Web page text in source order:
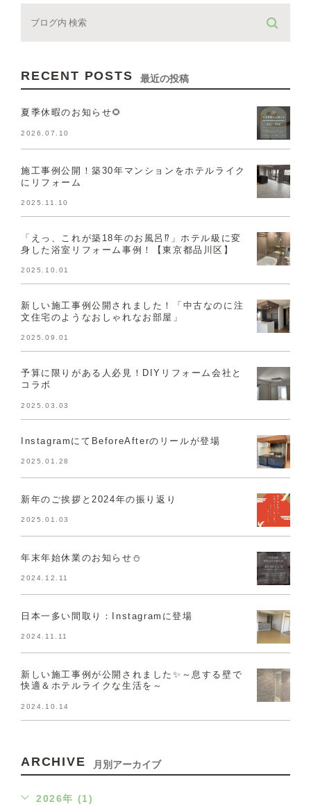
RECENT POSTS 最近の投稿
夏季休暇のお知らせ🌻
2026.07.10
施工事例公開！築30年マンションをホテルライク
にリフォーム
2025.11.10
「えっ、これが築18年のお風呂⁉」ホテル級に変
身した浴室リフォーム事例！【東京都品川区】
2025.10.01
新しい施工事例公開されました！「中古なのに注
文住宅のようなおしゃれなお部屋」
2025.09.01
予算に限りがある人必見！DIYリフォーム会社と
コラボ
2025.03.03
InstagramにてBeforeAfterのリールが登場
2025.01.28
新年のご挨拶と2024年の振り返り
2025.01.03
年末年始休業のお知らせ⛄
2024.12.11
日本一多い間取り：Instagramに登場
2024.11.11
新しい施工事例が公開されました✨～息する壁で
快適＆ホテルライクな生活を～
2024.10.14
ARCHIVE 月別アーカイブ
2026年 (1)